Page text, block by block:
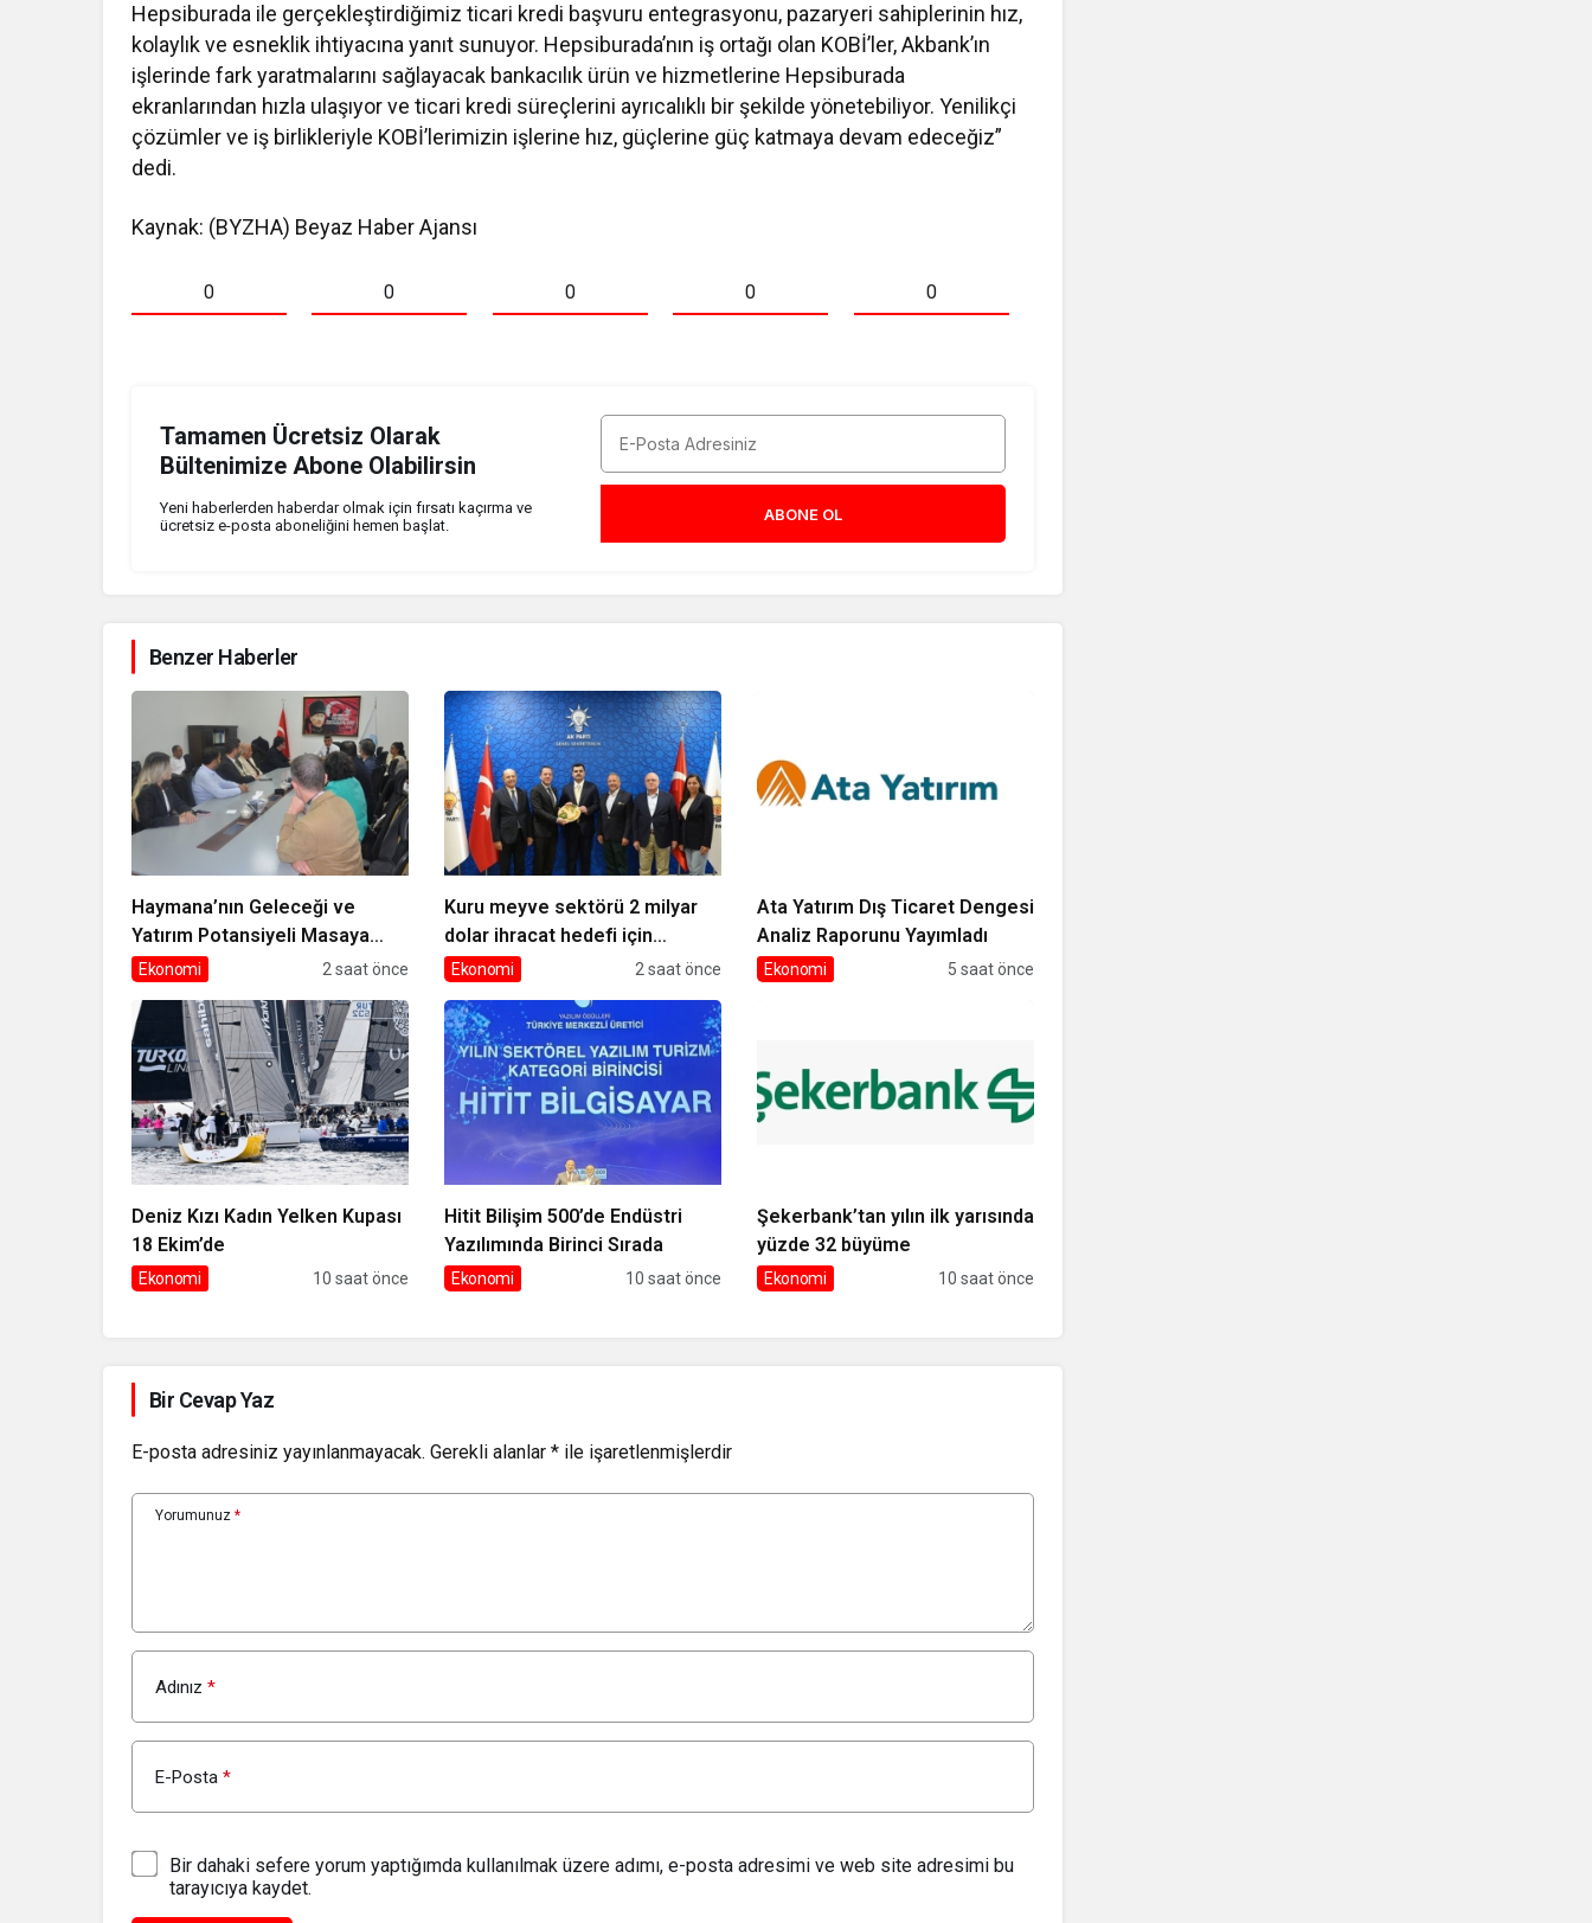
Hepsiburada ile gerçekleştirdiğimiz ticari kredi başvuru entegrasyonu, pazaryeri sahiplerinin hız,
kolaylık ve esneklik ihtiyacına yanıt sunuyor. Hepsiburada’nın iş ortağı olan KOBİ’ler, Akbank’ın
işlerinde fark yaratmalarını sağlayacak bankacılık ürün ve hizmetlerine Hepsiburada
ekranlarından hızla ulaşıyor ve ticari kredi süreçlerini ayrıcalıklı bir şekilde yönetebiliyor. Yenilikçi
çözümler ve iş birlikleriyle KOBİ’lerimizin işlerine hız, güçlerine güç katmaya devam edeceğiz”
dedi.
Kaynak: (BYZHA) Beyaz Haber Ajansı
0 0 0 0 0
Tamamen Ücretsiz Olarak
Bültenimize Abone Olabilirsin
Yeni haberlerden haberdar olmak için fırsatı kaçırma ve
ücretsiz e-posta aboneliğini hemen başlat.
ABONE OL
Benzer Haberler
Haymana’nın Geleceği ve
Yatırım Potansiyeli Masaya
Yatırıldı
Ekonomi 2 saat önce
Kuru meyve sektörü 2 milyar
dolar ihracat hedefi için
Ankara’dan destek istedi
Ekonomi 2 saat önce
Ata Yatırım Dış Ticaret Dengesi
Analiz Raporunu Yayımladı
Ekonomi 5 saat önce
Deniz Kızı Kadın Yelken Kupası
18 Ekim’de
Ekonomi 10 saat önce
Hitit Bilişim 500’de Endüstri
Yazılımında Birinci Sırada
Ekonomi 10 saat önce
Şekerbank’tan yılın ilk yarısında
yüzde 32 büyüme
Ekonomi 10 saat önce
Bir Cevap Yaz
E-posta adresiniz yayınlanmayacak. Gerekli alanlar * ile işaretlenmişlerdir
Yorumunuz *
Adınız *
E-Posta *
Bir dahaki sefere yorum yaptığımda kullanılmak üzere adımı, e-posta adresimi ve web site adresimi bu
tarayıcıya kaydet.